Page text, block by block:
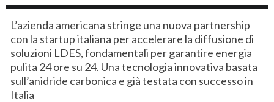
L’azienda americana stringe una nuova partnership
con la startup italiana per accelerare la diffusione di
soluzioni LDES, fondamentali per garantire energia
pulita 24 ore su 24. Una tecnologia innovativa basata
sull’anidride carbonica e già testata con successo in
Italia